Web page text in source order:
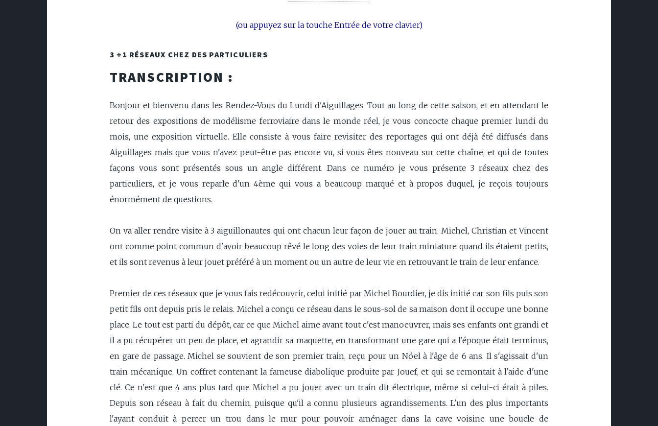
(ou appuyez sur la touche Entrée de votre clavier)
3 +1 RÉSEAUX CHEZ DES PARTICULIERS
TRANSCRIPTION :
Bonjour et bienvenu dans les Rendez-Vous du Lundi d'Aiguillages. Tout au long de cette saison, et en attendant le
retour des expositions de modélisme ferroviaire dans le monde réel, je vous concocte chaque premier lundi du
mois, une exposition virtuelle. Elle consiste à vous faire revisiter des reportages qui ont déjà été diffusés dans
Aiguillages mais que vous n'avez peut-être pas encore vu, si vous êtes nouveau sur cette chaîne, et qui de toutes
façons vous sont présentés sous un angle différent. Dans ce numéro je vous présente 3 réseaux chez des
particuliers, et je vous reparle d'un 4ème qui vous a beaucoup marqué et à propos duquel, je reçois toujours
énormément de questions.
On va aller rendre visite à 3 aiguillonautes qui ont chacun leur façon de jouer au train. Michel, Christian et Vincent
ont comme point commun d'avoir beaucoup rêvé le long des voies de leur train miniature quand ils étaient petits,
et ils sont revenus à leur jouet préféré à un moment ou un autre de leur vie en retrouvant le train de leur enfance.
Premier de ces réseaux que je vous fais redécouvrir, celui initié par Michel Bourdier, je dis initié car son fils puis son
petit fils ont depuis pris le relais. Michel a conçu ce réseau dans le sous-sol de sa maison dont il occupe une bonne
place. Le tout est parti du dépôt, car ce que Michel aime avant tout c'est manoeuvrer, mais ses enfants ont grandi et
il a pu récupérer un peu de place, et agrandir sa maquette, en transformant une gare qui a l'époque était terminus,
en gare de passage. Michel se souvient de son premier train, reçu pour un Nöel à l'âge de 6 ans. Il s'agissait d'un
train mécanique. Un coffret contenant la fameuse diabolique produite par Jouef, et qui se remontait à l'aide d'une
clé. Ce n'est que 4 ans plus tard que Michel a pu jouer avec un train dit électrique, même si celui-ci était à piles.
Depuis son réseau à fait du chemin, puisque qu'il a connu plusieurs agrandissements. L'un des plus importants
l'ayant conduit à percer un trou dans le mur pour pouvoir aménager dans la cave voisine une boucle de